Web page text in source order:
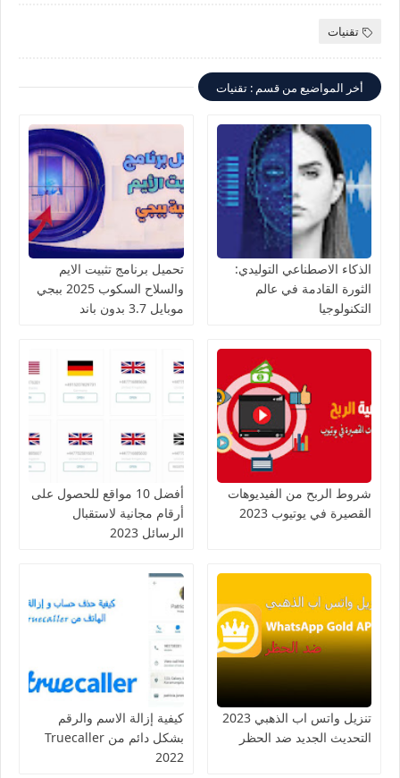
تقنيات
أخر المواضيع من قسم : تقنيات
الذكاء الاصطناعي التوليدي:
الثورة القادمة في عالم
التكنولوجيا
تحميل برنامج تثبيت الايم
والسلاح السكوب 2025 ببجي
موبايل 3.7 بدون باند
شروط الربح من الفيديوهات
القصيرة في يوتيوب 2023
أفضل 10 مواقع للحصول على
أرقام مجانية لاستقبال
الرسائل 2023
تنزيل واتس اب الذهبي 2023
التحديث الجديد ضد الحظر
كيفية إزالة الاسم والرقم
بشكل دائم من Truecaller
2022